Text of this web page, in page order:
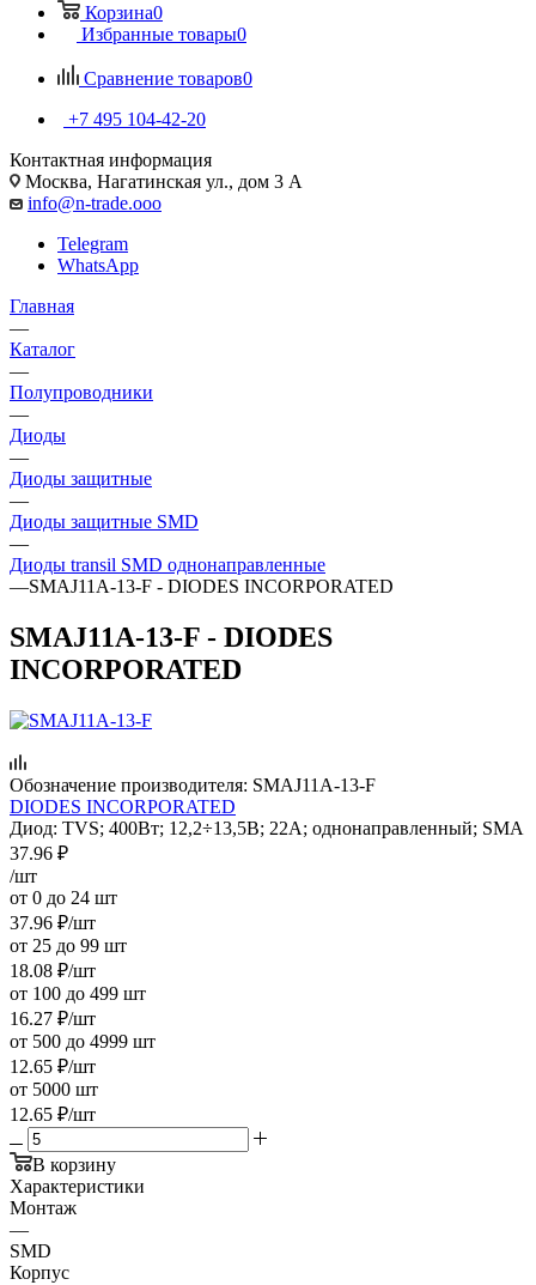
Корзина0
Избранные товары0
Сравнение товаров0
+7 495 104-42-20
Контактная информация
Москва, Нагатинская ул., дом 3 А
info@n-trade.ooo
Telegram
WhatsApp
Главная
—
Каталог
—
Полупроводники
—
Диоды
—
Диоды защитные
—
Диоды защитные SMD
—
Диоды transil SMD однонаправленные
—SMAJ11A-13-F - DIODES INCORPORATED
SMAJ11A-13-F - DIODES
INCORPORATED
Обозначение производителя: SMAJ11A-13-F
DIODES INCORPORATED
Диод: TVS; 400Вт; 12,2÷13,5В; 22А; однонаправленный; SMA
37.96 ₽
/шт
от 0 до 24 шт
37.96 ₽/шт
от 25 до 99 шт
18.08 ₽/шт
от 100 до 499 шт
16.27 ₽/шт
от 500 до 4999 шт
12.65 ₽/шт
от 5000 шт
12.65 ₽/шт
В корзину
Характеристики
Монтаж
—
SMD
Корпус